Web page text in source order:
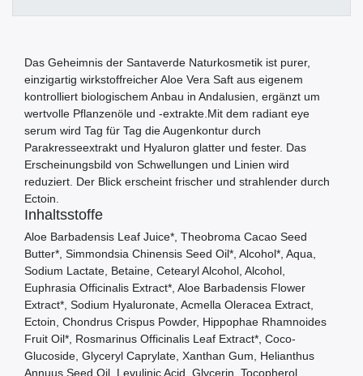
Das Geheimnis der Santaverde Naturkosmetik ist purer,
einzigartig wirkstoffreicher Aloe Vera Saft aus eigenem
kontrolliert biologischem Anbau in Andalusien, ergänzt um
wertvolle Pflanzenöle und -extrakte.Mit dem radiant eye
serum wird Tag für Tag die Augenkontur durch
Parakresseextrakt und Hyaluron glatter und fester. Das
Erscheinungsbild von Schwellungen und Linien wird
reduziert. Der Blick erscheint frischer und strahlender durch
Ectoin.
Inhaltsstoffe
Aloe Barbadensis Leaf Juice*, Theobroma Cacao Seed
Butter*, Simmondsia Chinensis Seed Oil*, Alcohol*, Aqua,
Sodium Lactate, Betaine, Cetearyl Alcohol, Alcohol,
Euphrasia Officinalis Extract*, Aloe Barbadensis Flower
Extract*, Sodium Hyaluronate, Acmella Oleracea Extract,
Ectoin, Chondrus Crispus Powder, Hippophae Rhamnoides
Fruit Oil*, Rosmarinus Officinalis Leaf Extract*, Coco-
Glucoside, Glyceryl Caprylate, Xanthan Gum, Helianthus
Annuus Seed Oil, Levulinic Acid, Glycerin, Tocopherol,